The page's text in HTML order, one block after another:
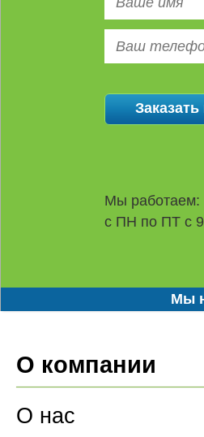
Мы работаем:
с ПН по ПТ с
Мы
О компании
О нас